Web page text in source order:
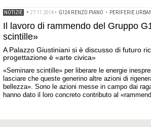
NOTIZIE • 27.11.2014 • G124 RENZO PIANO • PERIFERIE
Il lavoro di rammendo del Gruppo
scintille»
A Palazzo Giustiniani si è discusso di futuro
progettazione è «arte civica»
«Seminare scintille» per liberare le energie
lasciare che queste generino altre azioni di
bellezza». Sono le azioni messe in campo dai
hanno dato il loro concreto contributo al